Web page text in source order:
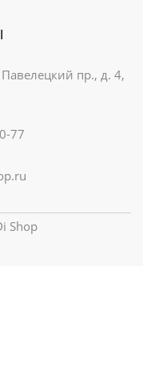
пр., д. 4,
77
Shop